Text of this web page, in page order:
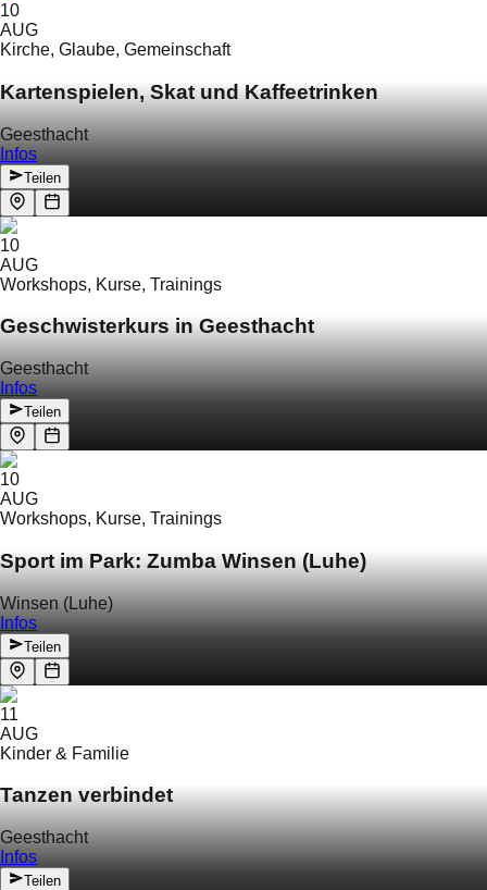
10
AUG
Kirche, Glaube, Gemeinschaft
Kartenspielen, Skat und Kaffeetrinken
Geesthacht
Infos
Teilen
10
AUG
Workshops, Kurse, Trainings
Geschwisterkurs in Geesthacht
Geesthacht
Infos
Teilen
10
AUG
Workshops, Kurse, Trainings
Sport im Park: Zumba Winsen (Luhe)
Winsen (Luhe)
Infos
Teilen
11
AUG
Kinder & Familie
Tanzen verbindet
Geesthacht
Infos
Teilen